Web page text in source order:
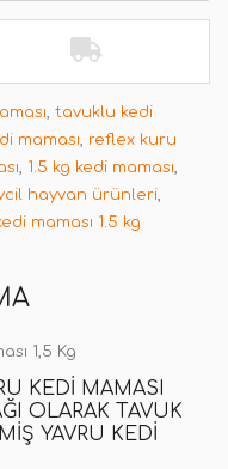
, tavuklu kedi
maması, reflex kuru
, 1.5 kg kedi maması,
hayvan ürünleri,
maması 1.5 kg
1,5 Kg
KEDI MAMASI
OLARAK TAVUK
YAVRU KEDI